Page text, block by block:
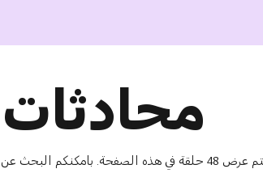
في هذه الصفحة. بامكنكم البحث عن حلقات لاضافية من بودكاست محادثات سبعاوية ب